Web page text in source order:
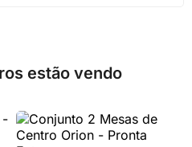
estão vendo